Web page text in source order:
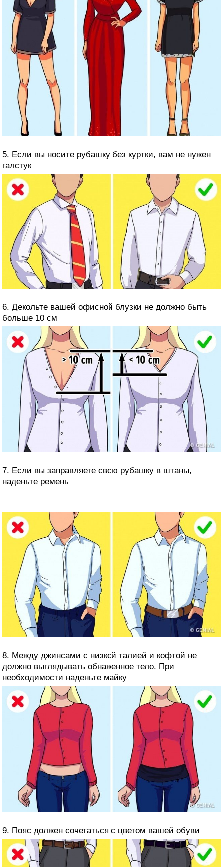
5. Если вы носите рубашку без куртки, вам не нужен
галстук
6. Декольте вашей офисной блузки не должно быть
больше 10 см
7. Если вы заправляете свою рубашку в штаны,
наденьте ремень
8. Между джинсами с низкой талией и кофтой не
должно выглядывать обнаженное тело. При
необходимости наденьте майку
9. Пояс должен сочетаться с цветом вашей обуви